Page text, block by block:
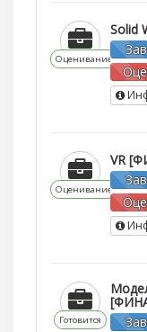
Оценивание
Solid
Оценивание
VR
Готовится